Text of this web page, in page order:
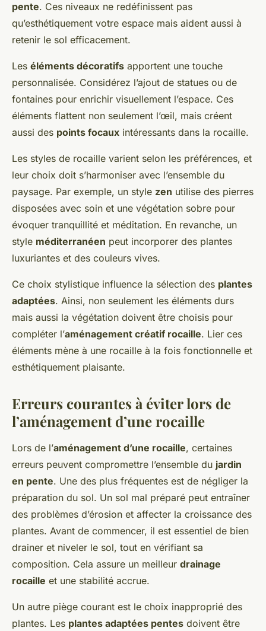
pente. Ces niveaux ne redéfinissent pas
qu’esthétiquement votre espace mais aident aussi à
retenir le sol efficacement.
Les éléments décoratifs apportent une touche
personnalisée. Considérez l’ajout de statues ou de
fontaines pour enrichir visuellement l’espace. Ces
éléments flattent non seulement l’œil, mais créent
aussi des points focaux intéressants dans la rocaille.
Les styles de rocaille varient selon les préférences, et
leur choix doit s’harmoniser avec l’ensemble du
paysage. Par exemple, un style zen utilise des pierres
disposées avec soin et une végétation sobre pour
évoquer tranquillité et méditation. En revanche, un
style méditerranéen peut incorporer des plantes
luxuriantes et des couleurs vives.
Ce choix stylistique influence la sélection des plantes
adaptées. Ainsi, non seulement les éléments durs
mais aussi la végétation doivent être choisis pour
compléter l’aménagement créatif rocaille. Lier ces
éléments mène à une rocaille à la fois fonctionnelle et
esthétiquement plaisante.
Erreurs courantes à éviter lors de
l’aménagement d’une rocaille
Lors de l’aménagement d’une rocaille, certaines
erreurs peuvent compromettre l’ensemble du jardin
en pente. Une des plus fréquentes est de négliger la
préparation du sol. Un sol mal préparé peut entraîner
des problèmes d’érosion et affecter la croissance des
plantes. Avant de commencer, il est essentiel de bien
drainer et niveler le sol, tout en vérifiant sa
composition. Cela assure un meilleur drainage
rocaille et une stabilité accrue.
Un autre piège courant est le choix inapproprié des
plantes. Les plantes adaptées pentes doivent être